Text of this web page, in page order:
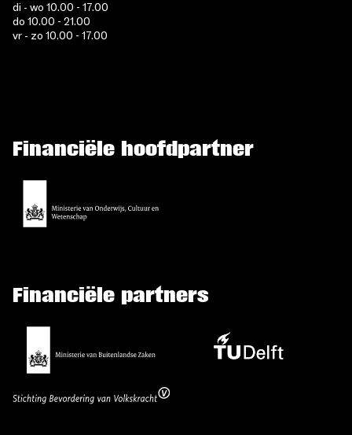
di - wo 10.00 - 17.00
do 10.00 - 21.00
vr - zo 10.00 - 17.00
Financiële hoofdpartner
Financiële partners